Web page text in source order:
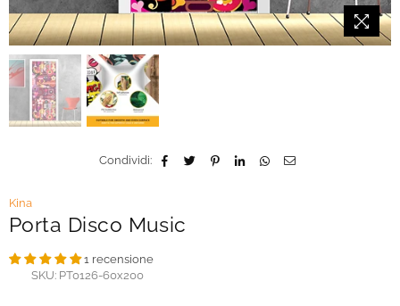
Condividi:
Kina
Porta Disco Music
1 recensione
SKU: PT0126-60x200